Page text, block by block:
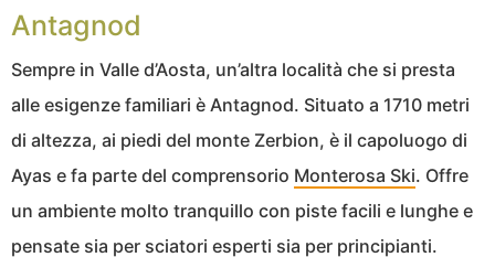
Antagnod
Sempre in Valle d’Aosta, un’altra località che si presta
alle esigenze familiari è Antagnod. Situato a 1710 metri
di altezza, ai piedi del monte Zerbion, è il capoluogo di
Ayas e fa parte del comprensorio Monterosa Ski. Offre
un ambiente molto tranquillo con piste facili e lunghe e
pensate sia per sciatori esperti sia per principianti.